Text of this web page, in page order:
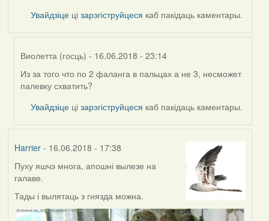
Увайдзіце цізарэгіструйцеся каб пакідаць каментары.
Виолетта (госць) - 16.06.2018 - 23:14
In
reply
Feather
Из за того что по 2 фаланга в пальцах а не 3, несможет
палевку схватить?
Увайдзіце цізарэгіструйцеся каб пакідаць каментары.
Harrier- 16.06.2018 - 17:38
Пуху яшчэ многа, апошні вылезе на
галаве.
Тады і вылятаць з гнязда можна.